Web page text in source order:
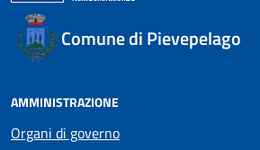
Comune di Pievepelago
AMMINISTRAZIONE
Organi di governo